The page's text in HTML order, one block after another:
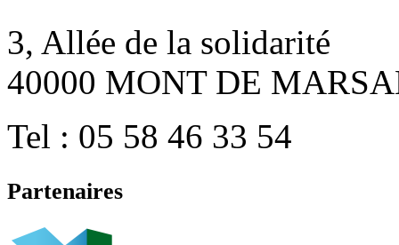
3, Allée de la solidarité
40000 MONT DE
Tel : 05 58 46 33 54
Partenaires